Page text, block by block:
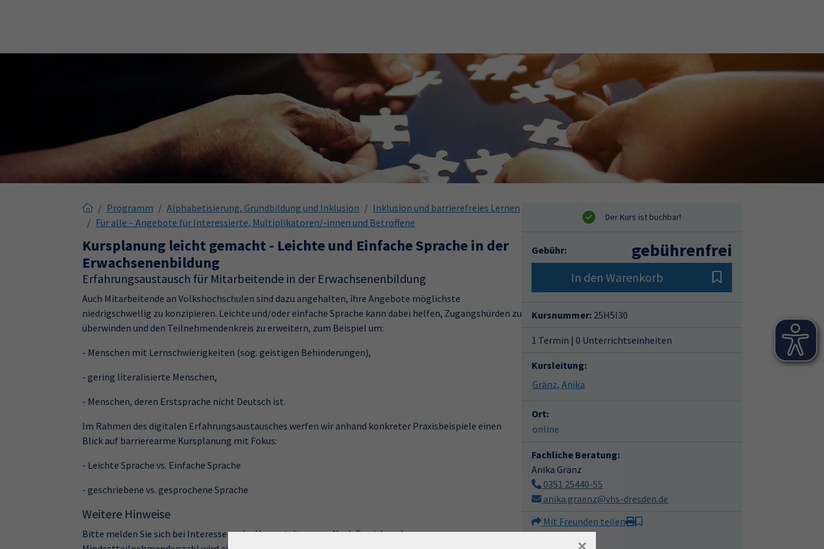
Programm Alphabetisierung, Grundbildung und Inklusion
Inklusion und barrierefreies Lernen
Für alle – Angebote für Interessierte, Multiplikatoren/-innen und Betroffene
Kursplanung leicht gemacht - Leichte und Einfache Sprache in der
Erwachsenenbildung
Erfahrungsaustausch für Mitarbeitende in der Erwachsenenbildung
Auch Mitarbeitende an Volkshochschulen sind dazu angehalten, ihre Angebote möglichste
niedrigschwellig zu konzipieren. Leichte und/oder einfache Sprache kann dabei helfen, Zugangshürden zu
überwinden und den Teilnehmendenkreis zu erweitern, zum Beispiel um:
- Menschen mit Lernschwierigkeiten (sog. geistigen Behinderungen),
- gering literalisierte Menschen,
- Menschen, deren Erstsprache nicht Deutsch ist.
Im Rahmen des digitalen Erfahrungsaustausches werfen wir anhand konkreter Praxisbeispiele einen
Blick auf barrierearme Kursplanung mit Fokus:
- Leichte Sprache vs. Einfache Sprache
- geschriebene vs. gesprochene Sprache
Weitere Hinweise
Bitte melden Sie sich bei Interesse zu der Veranstaltung an. Nach Erreichen der
Gebühr: gebührenfrei
In den Warenkorb
Kursnummer: 25H5I30
1 Termin | 0 Unterrichtseinheiten
Kursleitung:
Gränz, Anika
Ort:
online
Fachliche Beratung:
Anika Gränz
0351 25440-55
anika.graenz@vhs-dresden.de
Mit Freunden teilen